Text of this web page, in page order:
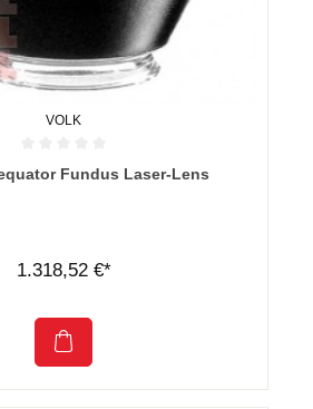
VOLK
von 0 von 5 Sternen
Fundus Laser-Lens
1.318,52 €*